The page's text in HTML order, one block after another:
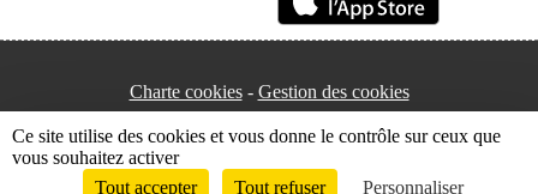
Charte cookies Gestion des cookies
Envie de participer ?
Ce site utilise des cookies et vous donne le contrôle sur ceux que
vous souhaitez activer
Tout accepter
Tout refuser Personnaliser